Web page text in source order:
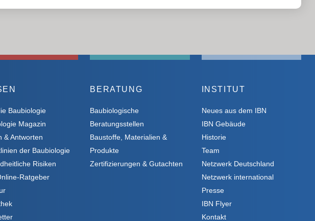
Baubiologie
Magazin
& Antworten
der Baubiologie
Risiken
Ratgeber
BERATUNG
Baubiologische
Beratungsstellen
Baustoffe, Materialien &
Produkte
Zertifizierungen & Gutachten
INSTITUT
Neues aus dem IBN
IBN Gebäude
Historie
Team
Netzwerk Deutschland
Netzwerk international
Presse
IBN Flyer
Kontakt